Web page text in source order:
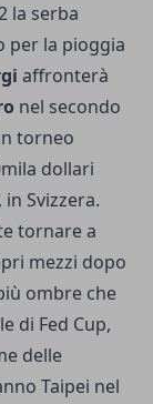
la serba
per la pioggia
affronterà
nel secondo
torneo
dollari
Svizzera.
tornare a
mezzi dopo
ombre che
di Fed Cup,
delle
Taipei nel